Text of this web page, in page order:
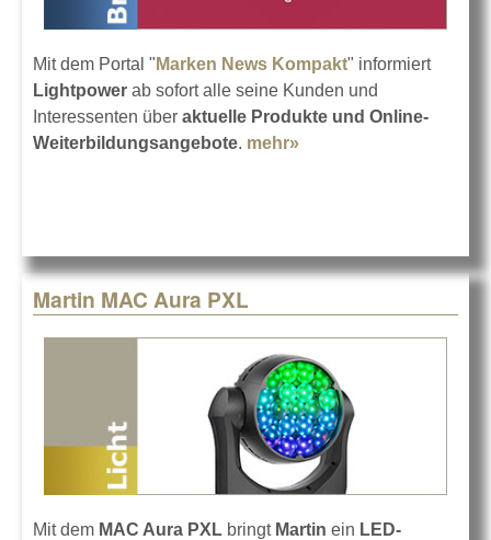
Mit dem Portal " Marken News Kompakt" informiert
Lightpower ab sofort alle seine Kunden und
Interessenten über aktuelle Produkte und Online-
Weiterbildungsangebote. mehr»
Martin MAC Aura PXL
Mit dem MAC Aura PXL bringt Martin ein LED-